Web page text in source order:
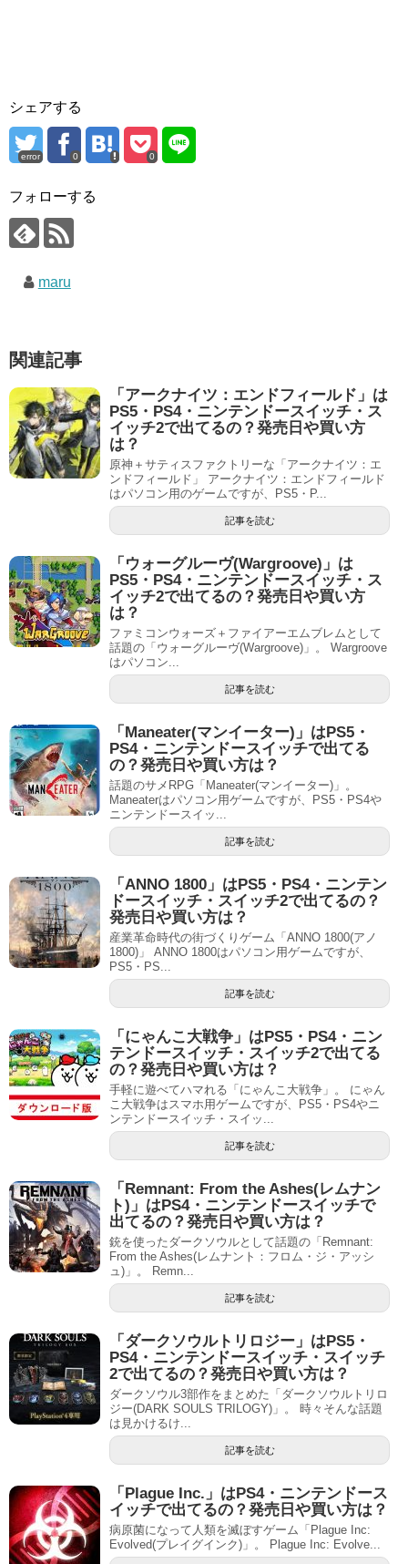
シェアする
error 0 0
フォローする
maru
関連記事
「アークナイツ：エンドフィールド」は
PS5・PS4・ニンテンドースイッチ・ス
イッチ2で出てるの？発売日や買い方
は？
原神＋サティスファクトリーな「アークナイツ：エ
ンドフィールド」 アークナイツ：エンドフィールド
はパソコン用のゲームですが、PS5・P...
記事を読む
「ウォーグルーヴ(Wargroove)」は
PS5・PS4・ニンテンドースイッチ・ス
イッチ2で出てるの？発売日や買い方
は？
ファミコンウォーズ＋ファイアーエムブレムとして
話題の「ウォーグルーヴ(Wargroove)」。 Wargroove
はパソコン...
記事を読む
「Maneater(マンイーター)」はPS5・
PS4・ニンテンドースイッチで出てる
の？発売日や買い方は？
話題のサメRPG「Maneater(マンイーター)」。
Maneaterはパソコン用ゲームですが、PS5・PS4や
ニンテンドースイッ...
記事を読む
「ANNO 1800」はPS5・PS4・ニンテン
ドースイッチ・スイッチ2で出てるの？
発売日や買い方は？
産業革命時代の街づくりゲーム「ANNO 1800(アノ
1800)」 ANNO 1800はパソコン用ゲームですが、
PS5・PS...
記事を読む
「にゃんこ大戦争」はPS5・PS4・ニン
テンドースイッチ・スイッチ2で出てる
の？発売日や買い方は？
手軽に遊べてハマれる「にゃんこ大戦争」。 にゃん
こ大戦争はスマホ用ゲームですが、PS5・PS4やニ
ンテンドースイッチ・スイッ...
記事を読む
「Remnant: From the Ashes(レムナン
ト)」はPS4・ニンテンドースイッチで
出てるの？発売日や買い方は？
銃を使ったダークソウルとして話題の「Remnant:
From the Ashes(レムナント：フロム・ジ・アッシ
ュ)」。 Remn...
記事を読む
「ダークソウルトリロジー」はPS5・
PS4・ニンテンドースイッチ・スイッチ
2で出てるの？発売日や買い方は？
ダークソウル3部作をまとめた「ダークソウルトリロ
ジー(DARK SOULS TRILOGY)」。 時々そんな話題
は見かけるけ...
記事を読む
「Plague Inc.」はPS4・ニンテンドース
イッチで出てるの？発売日や買い方は？
病原菌になって人類を滅ぼすゲーム「Plague Inc:
Evolved(プレイグインク)」。 Plague Inc: Evolve...